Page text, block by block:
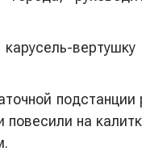
повесили на